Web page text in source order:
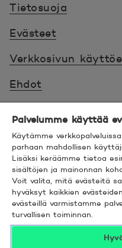
Tietosuoja
Evästeet
Verkkosivun
Ehdot
Saavutettavuus
Hyödyllistä tietää
© 2026 POP Pankki,
ESPOO
Palvelumme käyttää
Käytämme
parhaan mahdollisen
Lisäksi keräämme tietoa
sisältöjen ja mainonnan
Voit valita, mitä evästeitä
hyväksyt kaikkien
evästeillä varmistamme
turvallisen toiminnan.